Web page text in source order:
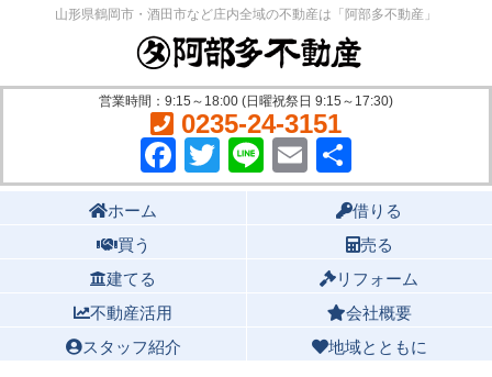
山形県鶴岡市・酒田市など庄内全域の不動産は「阿部多不動産」
営業時間：9:15～18:00 (日曜祝祭日 9:15～17:30)
0235-24-3151
Facebook
Twitter
LineEmail
有
ホーム
借りる
買う
売る
建てる
リフォーム
不動産活用
会社概要
スタッフ紹介
地域とともに